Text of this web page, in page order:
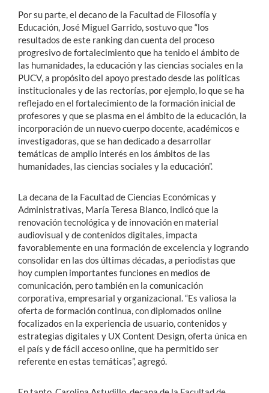
Por su parte, el decano de la Facultad de Filosofía y
Educación, José Miguel Garrido, sostuvo que “los
resultados de este ranking dan cuenta del proceso
progresivo de fortalecimiento que ha tenido el ámbito de
las humanidades, la educación y las ciencias sociales en la
PUCV, a propósito del apoyo prestado desde las políticas
institucionales y de las rectorías, por ejemplo, lo que se ha
reflejado en el fortalecimiento de la formación inicial de
profesores y que se plasma en el ámbito de la educación, la
incorporación de un nuevo cuerpo docente, académicos e
investigadoras, que se han dedicado a desarrollar
temáticas de amplio interés en los ámbitos de las
humanidades, las ciencias sociales y la educación”.
La decana de la Facultad de Ciencias Económicas y
Administrativas, María Teresa Blanco, indicó que la
renovación tecnológica y de innovación en material
audiovisual y de contenidos digitales, impacta
favorablemente en una formación de excelencia y logrando
consolidar en las dos últimas décadas, a periodistas que
hoy cumplen importantes funciones en medios de
comunicación, pero también en la comunicación
corporativa, empresarial y organizacional. “Es valiosa la
oferta de formación continua, con diplomados online
focalizados en la experiencia de usuario, contenidos y
estrategias digitales y UX Content Design, oferta única en
el país y de fácil acceso online, que ha permitido ser
referente en estas temáticas”, agregó.